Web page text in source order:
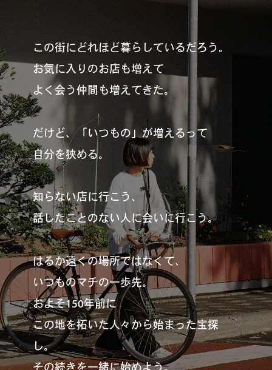
#日帰り遠足
# プレゼントフォー・ユー
昼飲み・春飲み
#おすすめ手土産
#今月のアートな時間割
#伊藤沙菜のモーニングル
ーティン
この街にどれほど暮らしているだろう。
お気に入りのお店も増えて
よく会う仲間も増えてきた。
だけど、「いつもの」が増えるって
自分を狭める。
知らない店に行こう、
話したことのない人に会いに行こう。
はるか遠くの場所ではなくて、
いつものマチの一歩先。
およそ150年前に
この地を拓いた人々から始まった宝探
し。
その続きを一緒に始めよう。